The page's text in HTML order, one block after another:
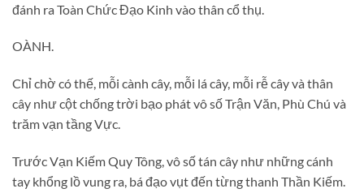
đánh ra Toàn Chức Đạo Kinh vào thân cổ thụ.
OÀNH.
Chỉ chờ có thế, mỗi cành cây, mỗi lá cây, mỗi rễ cây và thân
cây như cột chống trời bạo phát vô số Trận Văn, Phù Chú và
trăm vạn tầng Vực.
Trước Vạn Kiếm Quy Tông, vô số tán cây như những cánh
tay khổng lồ vung ra, bá đạo vụt đến từng thanh Thần Kiếm.